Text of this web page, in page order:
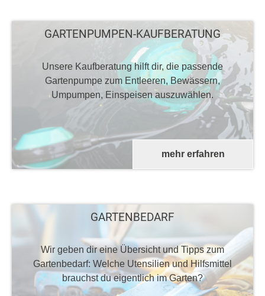
GARTENPUMPEN-KAUFBERATUNG
Unsere Kaufberatung hilft dir, die passende
Gartenpumpe zum Entleeren, Bewässern,
Umpumpen, Einspeisen auszuwählen.
mehr erfahren
GARTENBEDARF
Wir geben dir eine Übersicht und Tipps zum
Gartenbedarf: Welche Utensilien und Hilfsmittel
brauchst du eigentlich im Garten?